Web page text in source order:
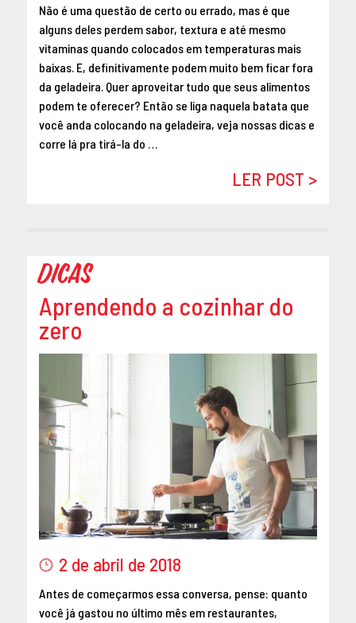
Não é uma questão de certo ou errado, mas é que
alguns deles perdem sabor, textura e até mesmo
vitaminas quando colocados em temperaturas mais
baixas. E, definitivamente podem muito bem ficar fora
da geladeira. Quer aproveitar tudo que seus alimentos
podem te oferecer? Então se liga naquela batata que
você anda colocando na geladeira, veja nossas dicas e
corre lá pra tirá-la do …
LER POST >
Dicas
Aprendendo a cozinhar do
zero
2 de abril de 2018
Antes de começarmos essa conversa, pense: quanto
você já gastou no último mês em restaurantes,